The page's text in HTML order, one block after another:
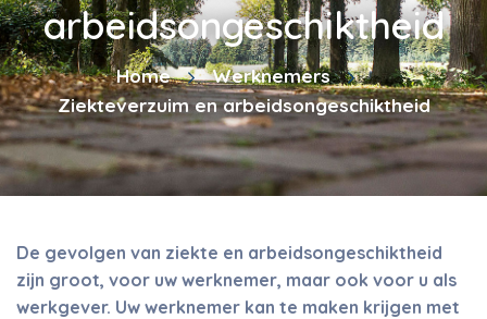
arbeidsongeschiktheid
Home
Werknemers
Ziekteverzuim en arbeidsongeschiktheid
De gevolgen van ziekte en arbeidsongeschiktheid
zijn groot, voor uw werknemer, maar ook voor u als
werkgever. Uw werknemer kan te maken krijgen met